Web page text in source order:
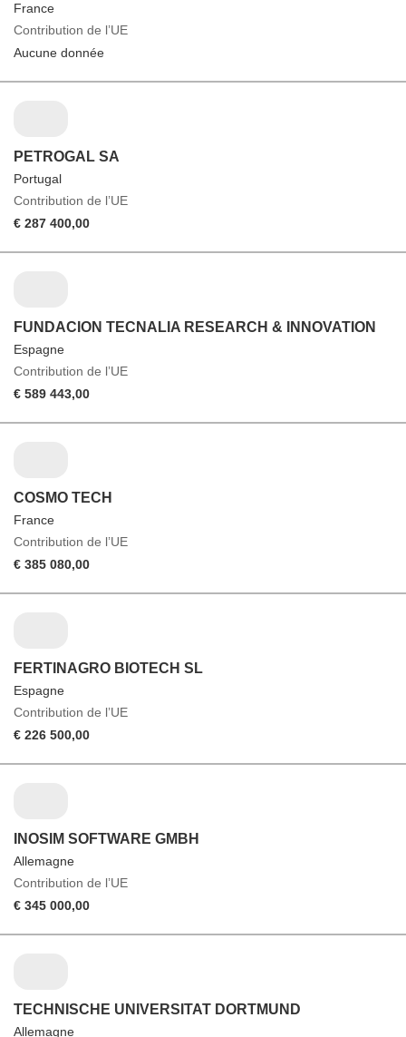
France
Contribution de l’UE
Aucune donnée
PETROGAL SA
Portugal
Contribution de l’UE
€ 287 400,00
FUNDACION TECNALIA RESEARCH & INNOVATION
Espagne
Contribution de l’UE
€ 589 443,00
COSMO TECH
France
Contribution de l’UE
€ 385 080,00
FERTINAGRO BIOTECH SL
Espagne
Contribution de l’UE
€ 226 500,00
INOSIM SOFTWARE GMBH
Allemagne
Contribution de l’UE
€ 345 000,00
TECHNISCHE UNIVERSITAT DORTMUND
Allemagne